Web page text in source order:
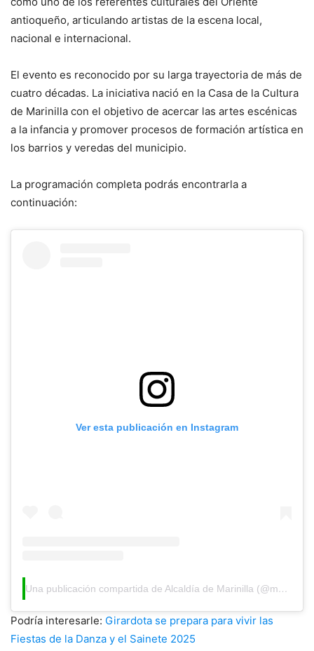
antioqueño, articulando artistas de la escena local,
nacional e internacional.
El evento es reconocido por su larga trayectoria de más de
cuatro décadas. La iniciativa nació en la Casa de la Cultura
de Marinilla con el objetivo de acercar las artes escénicas
a la infancia y promover procesos de formación artística en
los barrios y veredas del municipio.
La programación completa podrás encontrarla a
continuación:
Ver esta publicación en Instagram
Una publicación compartida de Alcaldía de Marinilla (@marinillaantioquia)
Podría interesarle: Girardota se prepara para vivir las
Fiestas de la Danza y el Sainete 2025